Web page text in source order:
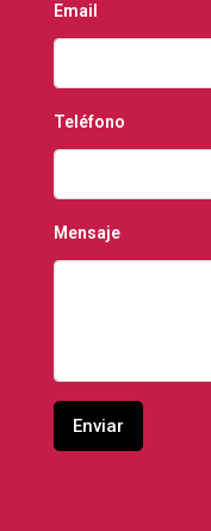
Email
Teléfono
Mensaje